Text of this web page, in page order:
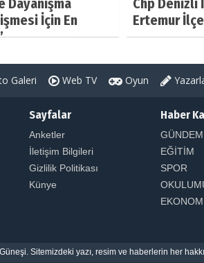
Dayanışma
İçin En
Chp Denizli
Ertemur
Galeri Web TV Oyun
Sayfalar
Anketler
İletişim Bilgileri
Gizlilik Politikası
Künye
Haber
GÜNDEM
EĞİTİM
SPOR
Sitemizdeki yazı, resim ve haberlerin her